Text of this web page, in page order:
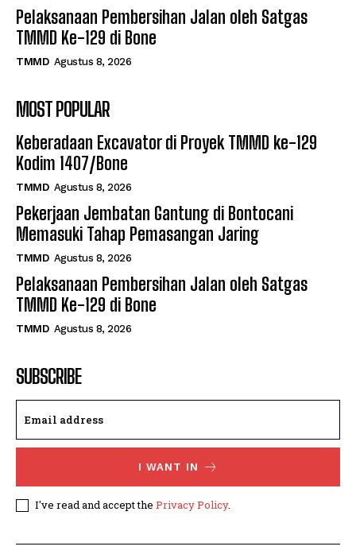
Pelaksanaan Pembersihan Jalan oleh Satgas
TMMD Ke-129 di Bone
TMMD Agustus 8, 2026
MOST POPULAR
Keberadaan Excavator di Proyek TMMD ke-129
Kodim 1407/Bone
TMMD Agustus 8, 2026
Pekerjaan Jembatan Gantung di Bontocani
Memasuki Tahap Pemasangan Jaring
TMMD Agustus 8, 2026
Pelaksanaan Pembersihan Jalan oleh Satgas
TMMD Ke-129 di Bone
TMMD Agustus 8, 2026
SUBSCRIBE
I WANT IN
I've read and accept the Privacy Policy.